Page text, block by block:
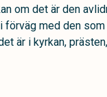
om det är den
förväg med den som
är i kyrkan,